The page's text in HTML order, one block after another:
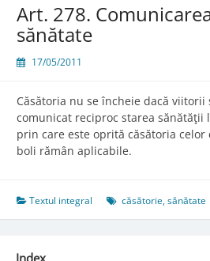
Art. 278.
sănătate
17/05/2011
Căsătoria nu se încheie dacă
comunicat reciproc starea sănătăţii
prin care este oprită căsătoria
boli rămân aplicabile.
Textul integral căsătorie,sănătate